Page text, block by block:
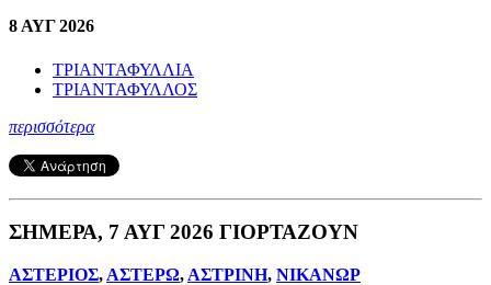
8 ΑΥΓ 2026
ΤΡΙΑΝΤΑΦΥΛΛΙΑ
ΤΡΙΑΝΤΑΦΥΛΛΟΣ
περισσότερα
ΣΗΜΕΡΑ, 7 ΑΥΓ 2026 ΓΙΟΡΤΑΖΟΥΝ
ΑΣΤΕΡΙΟΣ, ΑΣΤΕΡΩ, ΑΣΤΡΙΝΗ, ΝΙΚΑΝΩΡ